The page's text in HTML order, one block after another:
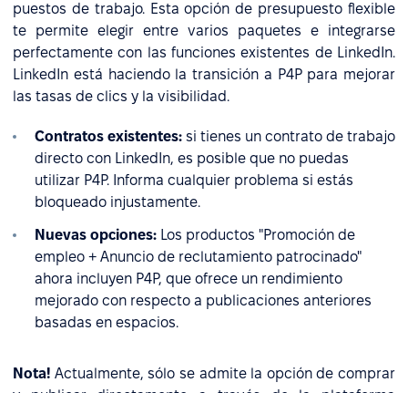
puestos de trabajo. Esta opción de presupuesto flexible
te permite elegir entre varios paquetes e integrarse
perfectamente con las funciones existentes de LinkedIn.
LinkedIn está haciendo la transición a P4P para mejorar
las tasas de clics y la visibilidad.
Contratos existentes: si tienes un contrato de trabajo
directo con LinkedIn, es posible que no puedas
utilizar P4P. Informa cualquier problema si estás
bloqueado injustamente.
Nuevas opciones: Los productos "Promoción de
empleo + Anuncio de reclutamiento patrocinado"
ahora incluyen P4P, que ofrece un rendimiento
mejorado con respecto a publicaciones anteriores
basadas en espacios.
Nota! Actualmente, sólo se admite la opción de comprar